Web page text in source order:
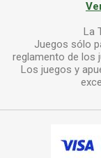
La
Juegos sólo
reglamento de los
Los juegos y